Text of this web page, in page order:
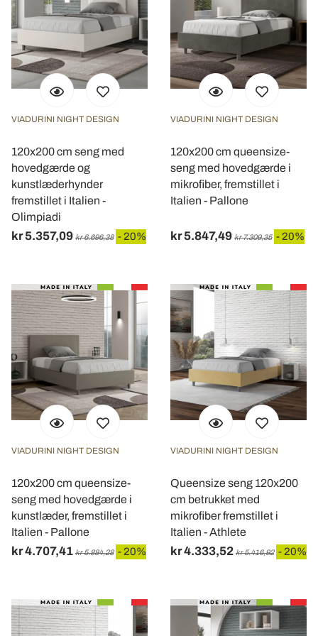
VIADURINI NIGHT DESIGN
120x200 cm seng med
hovedgærde og
kunstlæderhynder
fremstillet i Italien -
Olimpiadi
kr 5.357,09 kr 6.696,38 - 20%
VIADURINI NIGHT DESIGN
120x200 cm queensize-
seng med hovedgærde i
mikrofiber, fremstillet i
Italien - Pallone
kr 5.847,49 kr 7.309,35 - 20%
VIADURINI NIGHT DESIGN
120x200 cm queensize-
seng med hovedgærde i
kunstlæder, fremstillet i
Italien - Pallone
kr 4.707,41 kr 5.884,28 - 20%
VIADURINI NIGHT DESIGN
Queensize seng 120x200
cm betrukket med
mikrofiber fremstillet i
Italien - Athlete
kr 4.333,52 kr 5.416,92 - 20%